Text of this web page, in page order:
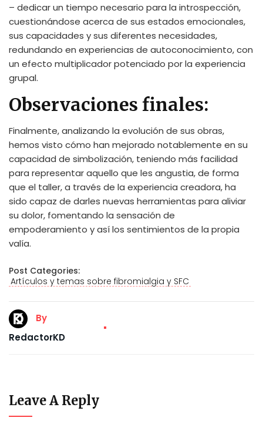
– dedicar un tiempo necesario para la introspección,
cuestionándose acerca de sus estados emocionales,
sus capacidades y sus diferentes necesidades,
redundando en experiencias de autoconocimiento, con
un efecto multiplicador potenciado por la experiencia
grupal.
Observaciones finales:
Finalmente, analizando la evolución de sus obras,
hemos visto cómo han mejorado notablemente en su
capacidad de simbolización, teniendo más facilidad
para representar aquello que les angustia, de forma
que el taller, a través de la experiencia creadora, ha
sido capaz de darles nuevas herramientas para aliviar
su dolor, fomentando la sensación de
empoderamiento y así los sentimientos de la propia
valía.
Post Categories:
Artículos y temas sobre fibromialgia y SFC
By
RedactorKD
Leave A Reply